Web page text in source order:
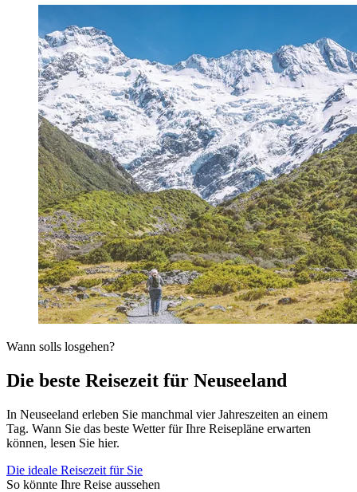
Wann solls losgehen?
Die beste Reisezeit für Neuseeland
In Neuseeland erleben Sie manchmal vier Jahreszeiten an einem
Tag. Wann Sie das beste Wetter für Ihre Reisepläne erwarten
können, lesen Sie hier.
Die ideale Reisezeit für Sie
So könnte Ihre Reise aussehen